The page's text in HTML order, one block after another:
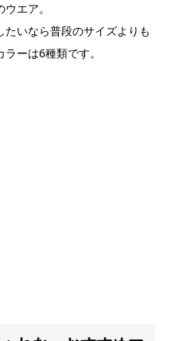
エア。
いなら普段のサイズよりも
ーは6種類です。